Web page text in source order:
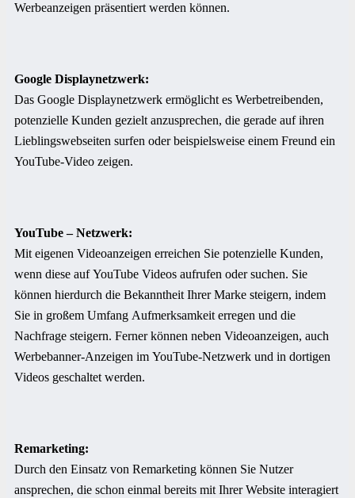
Werbeanzeigen präsentiert werden können.
Google Displaynetzwerk:
Das Google Displaynetzwerk ermöglicht es Werbetreibenden,
potenzielle Kunden gezielt anzusprechen, die gerade auf ihren
Lieblingswebseiten surfen oder beispielsweise einem Freund ein
YouTube-Video zeigen.
YouTube – Netzwerk:
Mit eigenen Videoanzeigen erreichen Sie potenzielle Kunden,
wenn diese auf YouTube Videos aufrufen oder suchen. Sie
können hierdurch die Bekanntheit Ihrer Marke steigern, indem
Sie in großem Umfang Aufmerksamkeit erregen und die
Nachfrage steigern. Ferner können neben Videoanzeigen, auch
Werbebanner-Anzeigen im YouTube-Netzwerk und in dortigen
Videos geschaltet werden.
Remarketing:
Durch den Einsatz von Remarketing können Sie Nutzer
ansprechen, die schon einmal bereits mit Ihrer Website interagiert